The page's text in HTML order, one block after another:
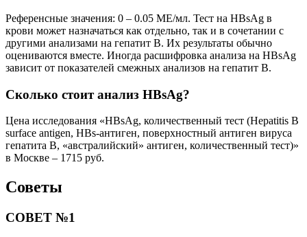
Референсные значения: 0 – 0.05 МЕ/мл. Тест на HBsAg в
крови может назначаться как отдельно, так и в сочетании с
другими анализами на гепатит В. Их результаты обычно
оцениваются вместе. Иногда расшифровка анализа на HBsAg
зависит от показателей смежных анализов на гепатит В.
Сколько стоит анализ HBsAg?
Цена исследования «HBsAg, количественный тест (Hepatitis B
surface antigen, HBs-антиген, поверхностный антиген вируса
гепатита B, «австралийский» антиген, количественный тест)»
в Москве – 1715 руб.
Советы
СОВЕТ №1